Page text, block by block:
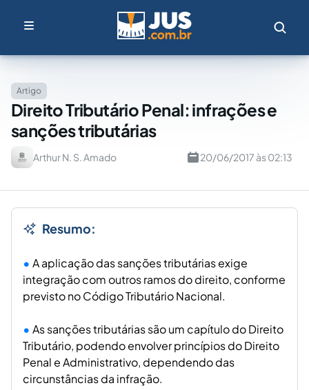
Artigo
Direito Tributário Penal: infrações e
sanções tributárias
Arthur N. S. Amado 20/06/2017 às 02:13
Resumo:
A aplicação das sanções tributárias exige
integração com outros ramos do direito, conforme
previsto no Código Tributário Nacional.
As sanções tributárias são um capítulo do Direito
Tributário, podendo envolver princípios do Direito
Penal e Administrativo, dependendo das
circunstâncias da infração.